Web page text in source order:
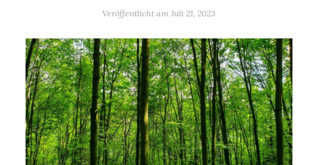
Veröffentlicht am Juli 21, 2023